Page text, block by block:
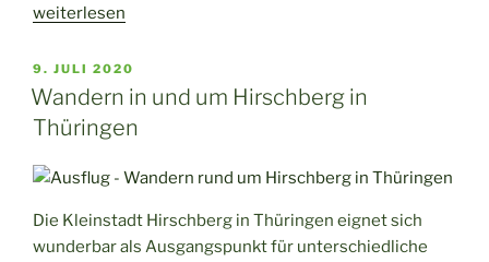
„Wanderung
Ziemestalbrücke“
weiterlesen
VERÖFFENTLICHT
AM
9. JULI 2020
Wandern in und um Hirschberg in
Thüringen
Die Kleinstadt Hirschberg in Thüringen eignet sich
wunderbar als Ausgangspunkt für unterschiedliche